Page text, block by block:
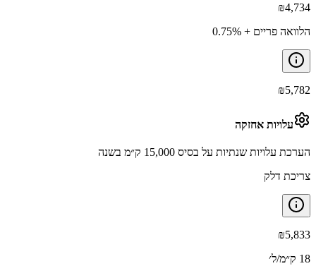
₪4,734
הלוואה פריים + 0.75%
₪5,782
עלויות אחזקה
הערכת עלויות שנתיות על בסיס 15,000 ק״מ בשנה
צריכת דלק
₪5,833
18 ק״מ/ל׳